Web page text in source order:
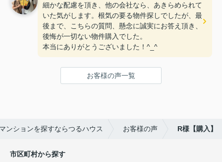
細かな配慮を頂き、他の会社なら、あきらめられて
いた気がします。根気の要る物件探しでしたが、最
後まで、こちらの質問、懸念に誠実にお答え頂き、
後悔が一切ない物件購入でした。
本当にありがとうございました！^_^
お客様の声一覧
ンションを探すならつるハウス お客様の声 R様【購入】
市区町村から探す